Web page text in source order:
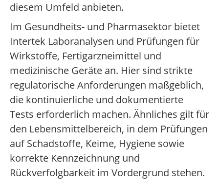
diesem Umfeld anbieten.
Im Gesundheits- und Pharmasektor bietet
Intertek Laboranalysen und Prüfungen für
Wirkstoffe, Fertigarzneimittel und
medizinische Geräte an. Hier sind strikte
regulatorische Anforderungen maßgeblich,
die kontinuierliche und dokumentierte
Tests erforderlich machen. Ähnliches gilt für
den Lebensmittelbereich, in dem Prüfungen
auf Schadstoffe, Keime, Hygiene sowie
korrekte Kennzeichnung und
Rückverfolgbarkeit im Vordergrund stehen.